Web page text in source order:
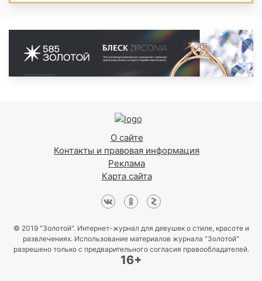
О сайте
Контакты и правовая информация
Реклама
Карта сайта
© 2019 "Золотой". Интернет-журнал для девушек о стиле, красоте и
развлечениях. Использование материалов журнала "Золотой"
разрешено только с предварительного согласия правообладателей.
16+